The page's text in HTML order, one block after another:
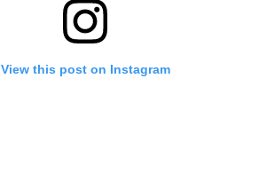
View this post on Instagram